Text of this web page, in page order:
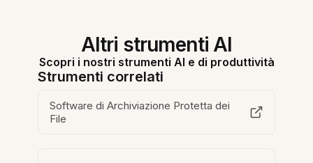
Altri strumenti AI
Scopri i nostri strumenti AI e di produttività
Strumenti correlati
Software di Archiviazione Protetta dei
File